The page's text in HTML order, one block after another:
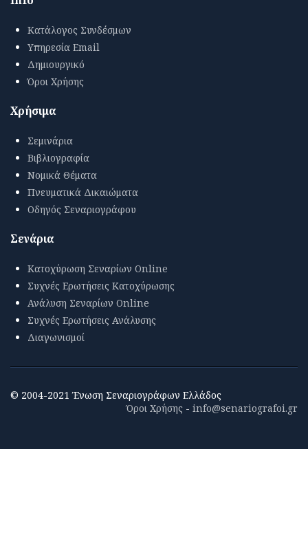
Κατάλογος Συνδέσμων
Υπηρεσία Email
Δημιουργικό
Όροι Χρήσης
Χρήσιμα
Σεμινάρια
Βιβλιογραφία
Νομικά Θέματα
Πνευματικά Δικαιώματα
Οδηγός Σεναριογράφου
Σενάρια
Κατοχύρωση Σεναρίων Online
Συχνές Ερωτήσεις Κατοχύρωσης
Ανάλυση Σεναρίων Online
Συχνές Ερωτήσεις Ανάλυσης
Διαγωνισμοί
© 2004-2021 Ένωση Σεναριογράφων Ελλάδος
Όροι Χρήσης - info@senariografoi.gr